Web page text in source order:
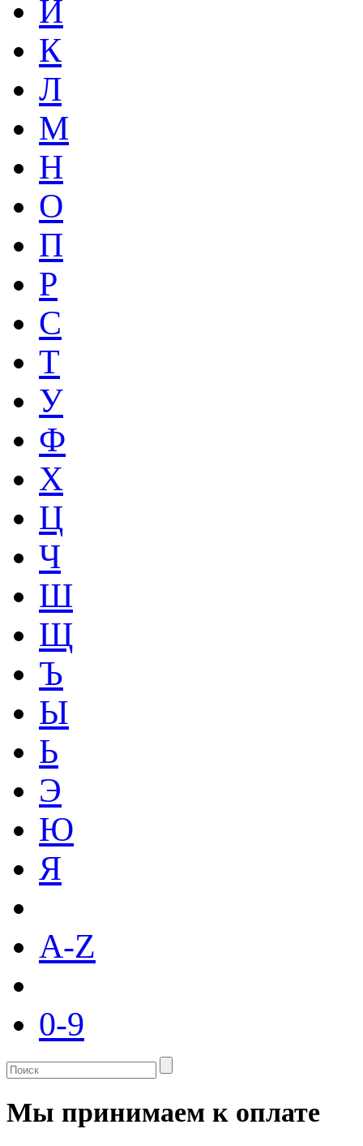
Й
К
Л
М
Н
О
П
Р
С
Т
У
Ф
Х
Ц
Ч
Ш
Щ
Ъ
Ы
Ь
Э
Ю
Я
A-Z
0-9
Мы принимаем к оплате